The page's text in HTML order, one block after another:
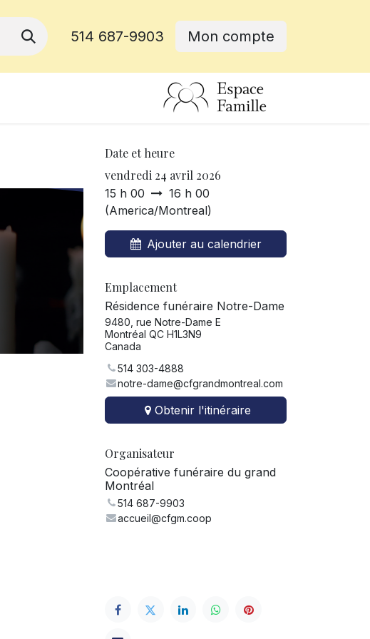
514 687-9903 Mon compte
Date et heure
vendredi 24 avril 2026
15 h 00
16 h 00
(America/Montreal)
Ajouter au calendrier
Emplacement
Résidence funéraire Notre-Dame
9480, rue Notre-Dame E
Montréal QC H1L3N9
Canada
514 303-4888
notre-dame@cfgrandmontreal.com
Obtenir l'itinéraire
Organisateur
Coopérative funéraire du grand
Montréal
514 687-9903
accueil@cfgm.coop